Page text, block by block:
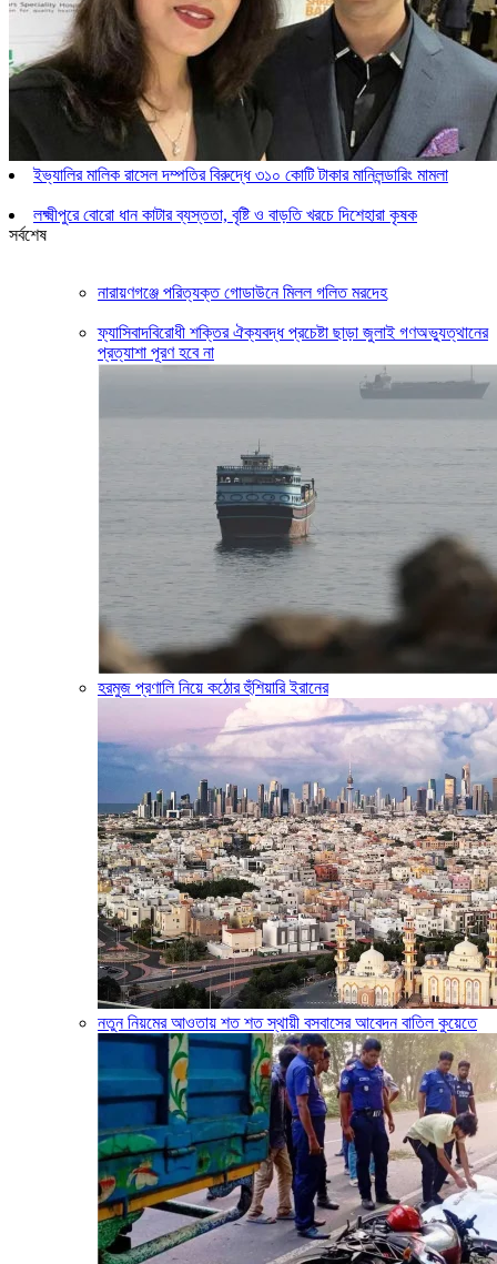
ইভ্যালির মালিক রাসেল দম্পতির বিরুদ্ধে ৩১০ কোটি টাকার মানিলন্ডারিং মামলা
লক্ষ্মীপুরে বোরো ধান কাটার ব্যস্ততা, বৃষ্টি ও বাড়তি খরচে দিশেহারা কৃষক
সর্বশেষ
নারায়ণগঞ্জে পরিত্যক্ত গোডাউনে মিলল গলিত মরদেহ
ফ্যাসিবাদবিরোধী শক্তির ঐক্যবদ্ধ প্রচেষ্টা ছাড়া জুলাই গণঅভ্যুত্থানের
প্রত্যাশা পূরণ হবে না
হরমুজ প্রণালি নিয়ে কঠোর হুঁশিয়ারি ইরানের
নতুন নিয়মের আওতায় শত শত স্থায়ী বসবাসের আবেদন বাতিল কুয়েতে